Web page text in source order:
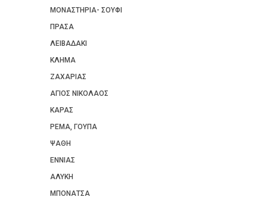
ΜΟΝΑΣΤΗΡΙΑ- ΣΟΥΦΙ
ΠΡΑΣΑ
ΛΕΙΒΑΔΑΚΙ
ΚΛΗΜΑ
ΖΑΧΑΡΙΑΣ
ΑΓΙΟΣ ΝΙΚΟΛΑΟΣ
ΚΑΡΑΣ
ΡΕΜΑ, ΓΟΥΠΑ
ΨΑΘΗ
ΕΝΝΙΑΣ
ΑΛΥΚΗ
ΜΠΟΝΑΤΣΑ